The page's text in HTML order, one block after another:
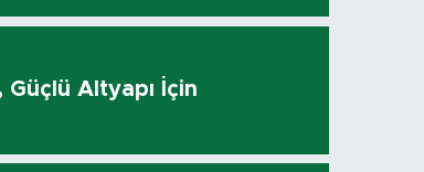
Güçlü Altyapı İçin